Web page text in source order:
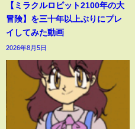
【ミラクルロピット2100年の大
冒険】を三十年以上ぶりにプレ
イしてみた動画
2026年8月5日